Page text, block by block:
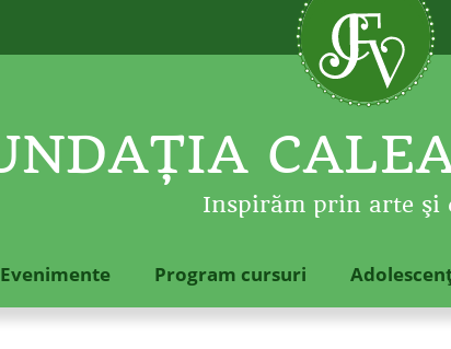
Inspirăm prin arte şi
Evenimente Program cursuri